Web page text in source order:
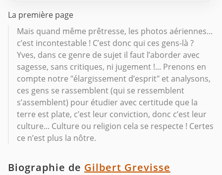
La première page
Mais quand même prêtresse, les photos aériennes...
c’est incontestable ! C’est donc qui ces gens-là ?
Yves, dans ce genre de sujet il faut l’aborder avec
sagesse, sans critiques, ni jugement !... Prenons en
compte notre "élargissement d’esprit" et analysons,
ces gens se rassemblent (qui se ressemblent
s’assemblent) pour étudier avec certitude que la
terre est plate, c’est leur conviction, donc c’est leur
culture... Culture ou religion cela se respecte ! Certes
ce n’est plus la nôtre.
Biographie de Gilbert Grevisse